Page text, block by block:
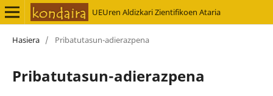
UEUren Aldizkari Zientifikoen Ataria
Hasiera / Pribatutasun-adierazpena
Pribatutasun-adierazpena